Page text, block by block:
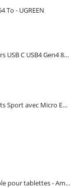
To - UGREEN
Câble 240W Câble USB-C vers USB C USB4 Gen4 80Gbps pour Thunderbolt 5/4/3, Premium 18K double écran triple 4K PD3.1 - UGREEN
Écouteurs Bluetooth ouverts Sport avec Micro ENC IPX5 – HiTune S3 UGREEN 45785
Support multi-angle portable pour tablettes - Amazon Basics